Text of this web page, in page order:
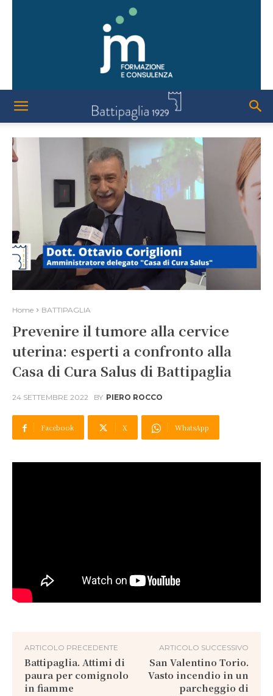
Home BATTIPAGLIA
Prevenire il tumore alla cervice
uterina: esperti a confronto alla
Casa di Cura Salus di Battipaglia
24 SETTEMBRE 2022 BY PIERO ROCCO
Facebook X WhatsApp
ARTICOLO PRECEDENTE
Battipaglia. Attimi di
paura per comignolo
in fiamme
ARTICOLO SUCCESSIVO
San Valentino Torio.
Vasto incendio in un
parcheggio di